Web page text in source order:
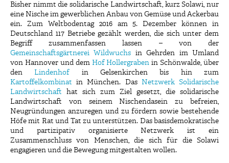
Bisher nimmt die solidarische Landwirtschaft, kurz Solawi, nur
eine Nische im gewerblichen Anbau von Gemüse und Ackerbau
ein. Zum Weltbodentag 2016 am 5. Dezember können in
Deutschland 117 Betriebe gezählt werden, die sich unter dem
Begriff zusammenfassen lassen – von der
Gemeinschaftsgärtnerei Wildwuchs in Gehrden im Umland
von Hannover und dem Hof Hollergraben in Schönwalde, über
den Lindenhof in Gelsenkirchen bis hin zum
Kartoffelkombinatin München. Das Netzwerk Solidarische
Landwirtschaft hat sich zum Ziel gesetzt, die solidarische
Landwirtschaft von seinem Nischendasein zu befreien,
Neugründungen anzuregen und zu fördern sowie bestehende
Höfe mit Rat und Tat zu unterstützen. Das basisdemokratische
und partizipativ organisierte Netzwerk ist ein
Zusammenschluss von Menschen, die sich für die Solawi
engagieren und die Bewegung mitgestalten wollen.